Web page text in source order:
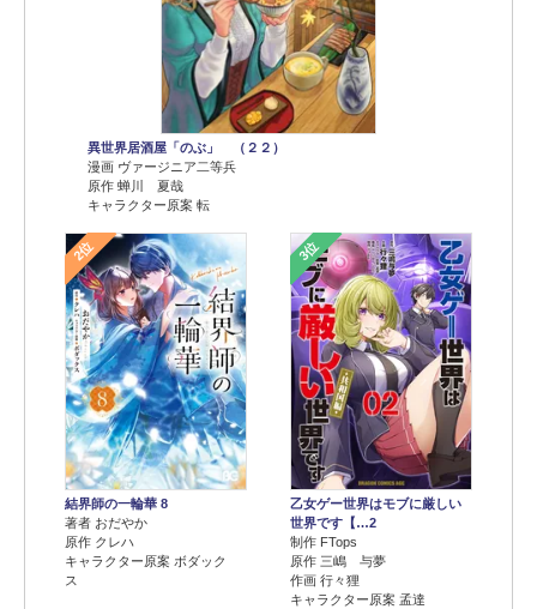
異世界居酒屋「のぶ」 （２２）
漫画 ヴァージニア二等兵
原作 蝉川 夏哉
キャラクター原案 転
2位
結界師の一輪華 8
著者 おだやか
原作 クレハ
キャラクター原案 ボダック
ス
3位
乙女ゲー世界はモブに厳しい
世界です【…2
制作 FTops
原作 三嶋 与夢
作画 行々狸
キャラクター原案 孟達